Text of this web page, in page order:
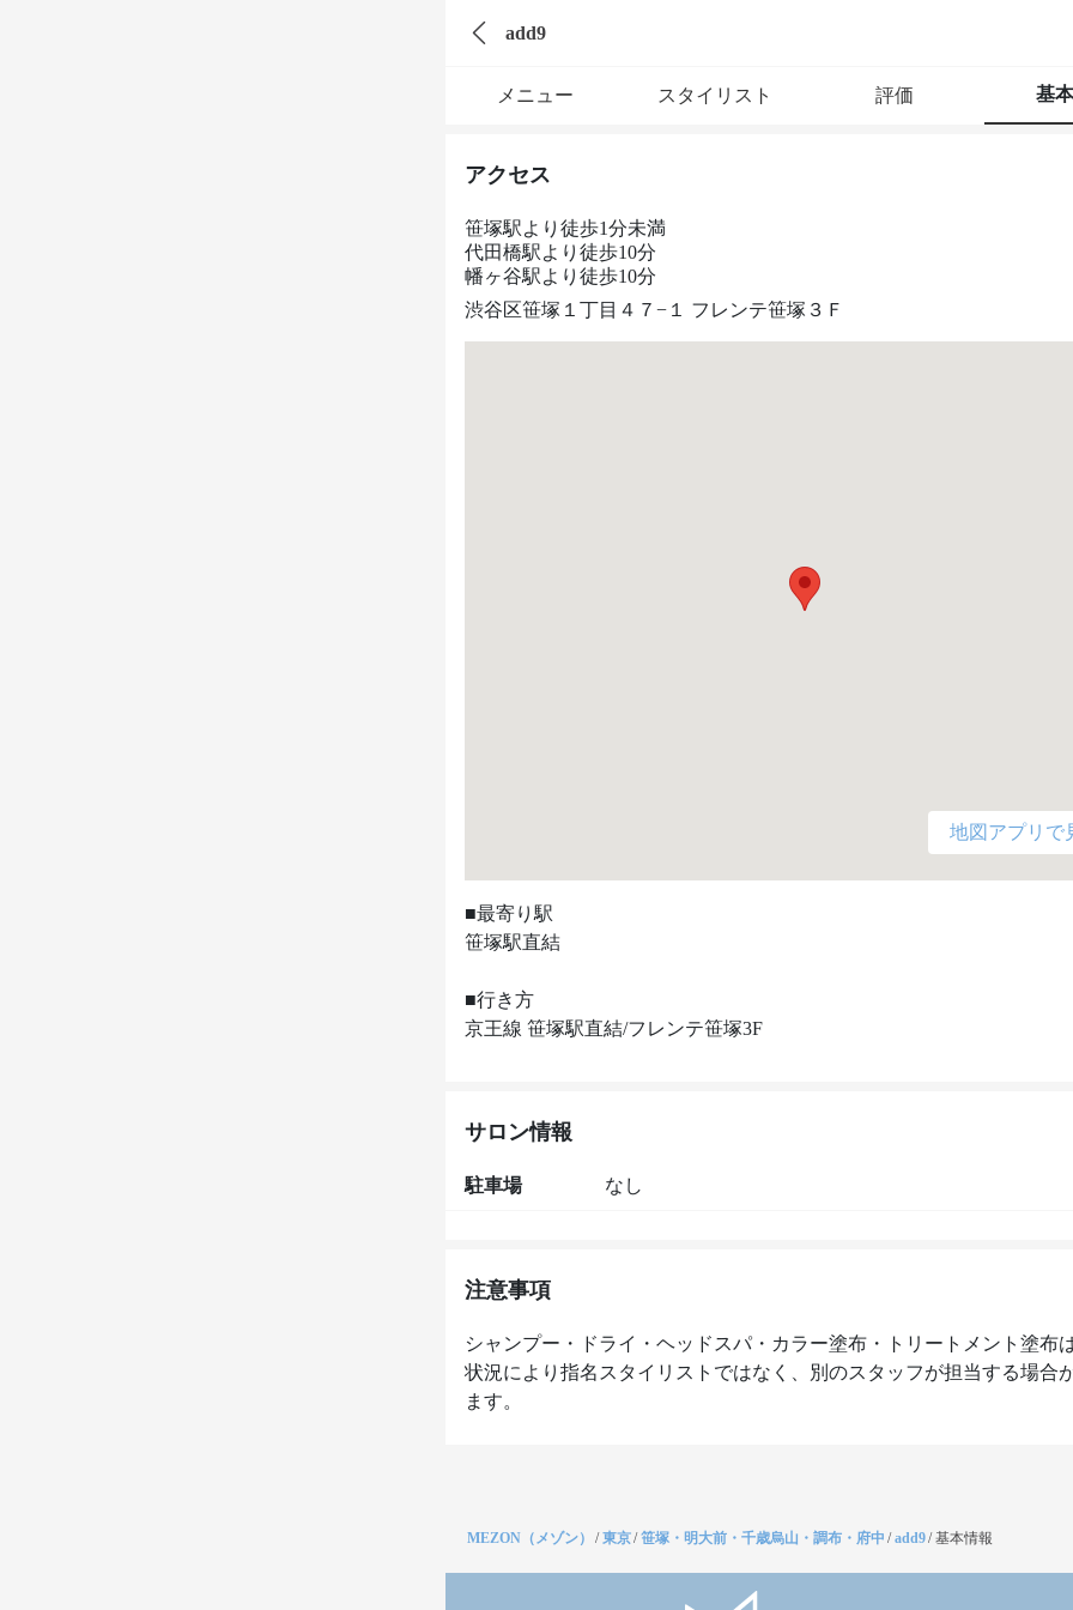
add9
メニュー スタイリスト 評価 基
アクセス
笹塚駅より徒歩1分未満
代田橋駅より徒歩10分
幡ヶ谷駅より徒歩10分
渋谷区笹塚１丁目４７−１ フレンテ笹塚３Ｆ
地図アプリで
■最寄り駅
笹塚駅直結
■行き方
京王線 笹塚駅直結/フレンテ笹塚3F
サロン情報
駐車場 なし
注意事項
シャンプー・ドライ・ヘッドスパ・カラー塗布・トリートメント塗布
状況により指名スタイリストではなく、別のスタッフが担当する場合
ます。
MEZON（メゾン） /東京/笹塚・明大前・千歳烏山・調布・府中 /add9/基本情報